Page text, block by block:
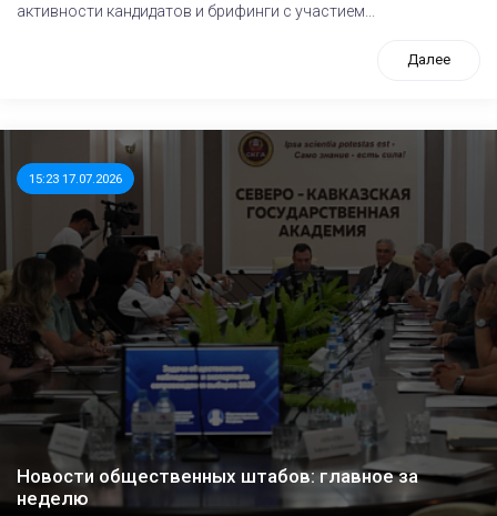
активности кандидатов и брифинги с участием...
Далее
15:23 17.07.2026
Новости общественных штабов: главное за
неделю